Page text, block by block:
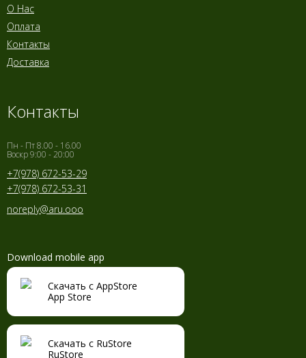
О Нас
Оплата
Контакты
Доставка
Контакты
Пн - Пт 8.00 - 16.00
Воскр 9:00 - 20:00
+7(978) 672-53-29
+7(978) 672-53-31
noreply@aru.ooo
Download mobile app
Скачать с AppStore
App Store
Скачать с RuStore
RuStore